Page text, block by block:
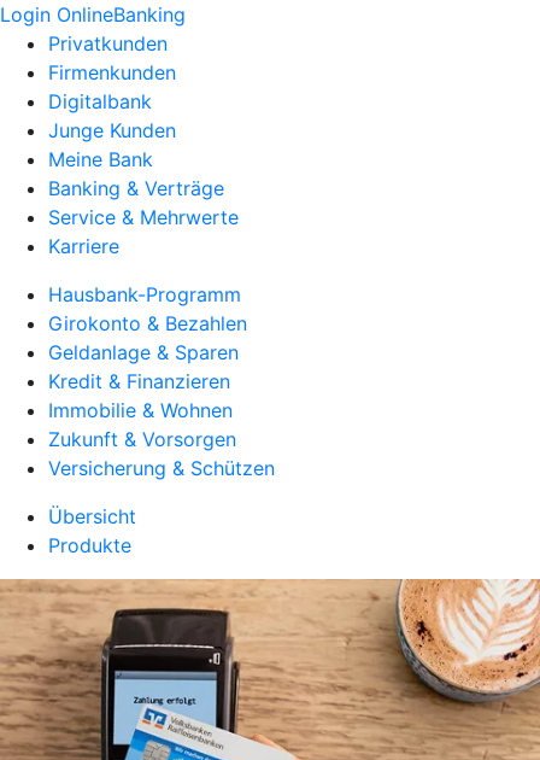
Login OnlineBanking
Privatkunden
Firmenkunden
Digitalbank
Junge Kunden
Meine Bank
Banking & Verträge
Service & Mehrwerte
Karriere
Hausbank-Programm
Girokonto & Bezahlen
Geldanlage & Sparen
Kredit & Finanzieren
Immobilie & Wohnen
Zukunft & Vorsorgen
Versicherung & Schützen
Übersicht
Produkte